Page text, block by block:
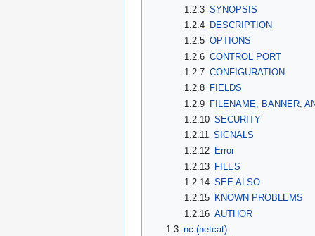
1.2.3 SYNOPSIS
1.2.4 DESCRIPTION
1.2.5 OPTIONS
1.2.6 CONTROL PORT
1.2.7 CONFIGURATION
1.2.8 FIELDS
1.2.9 FILENAME, BANNER,
1.2.10 SECURITY
1.2.11 SIGNALS
1.2.12 Error
1.2.13 FILES
1.2.14 SEE ALSO
1.2.15 KNOWN PROBLEMS
1.2.16 AUTHOR
1.3 nc (netcat)